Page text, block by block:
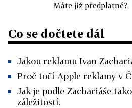
Máte již předplatné?
Co se dočtete dál
Jakou reklamu Ivan
Proč točí Apple reklamy v
Jak je podle Zachariáše
záležitostí.